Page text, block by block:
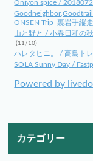
Oniyon spice /
ONSEN Trip_裏岩手縦
山と野と / 小春日和の
(11/10)
ハレタヒニ。 / 高島ト
SOLA Sunny Day /
Powered by
カテゴリー